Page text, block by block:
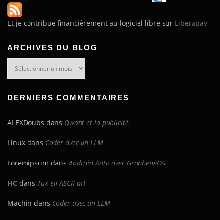
Et je contribue financièrement au logiciel libre sur Liberapay
ARCHIVES DU BLOG
DERNIERS COMMENTAIRES
ALEXDoubs dans Qwant et la publicité
Linux dans Coder avec un LLM
Loremipsum dansAndroid Auto avec GrapheneOS
HC dans Tux en ASCII art
Machin dans Coder avec un LLM